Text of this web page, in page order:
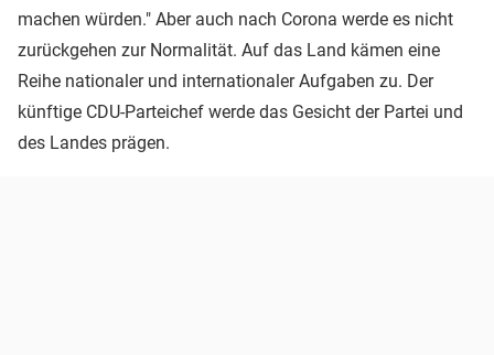
machen würden." Aber auch nach Corona werde es nicht
zurückgehen zur Normalität. Auf das Land kämen eine
Reihe nationaler und internationaler Aufgaben zu. Der
künftige CDU-Parteichef werde das Gesicht der Partei und
des Landes prägen.